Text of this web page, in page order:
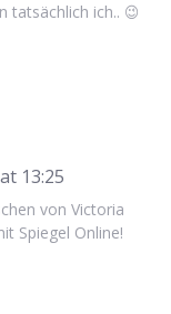
tatsächlich ich.. 😉
13:25
von Victoria
Spiegel Online!